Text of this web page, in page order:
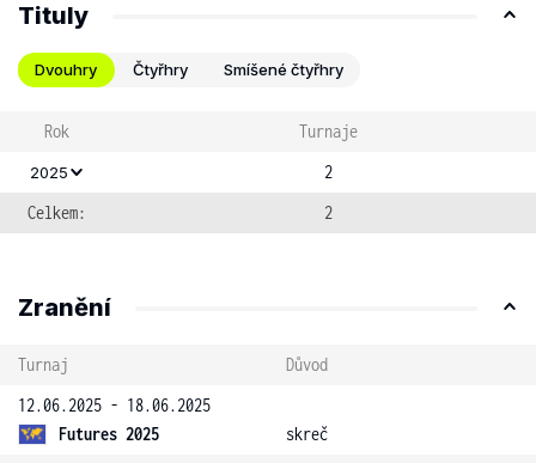
Tituly
Dvouhry Čtyřhry Smíšené čtyřhry
Rok Turnaje
2025
2
Celkem:
2
Zranění
Turnaj
Důvod
12.06.2025 - 18.06.2025
Futures 2025
skreč